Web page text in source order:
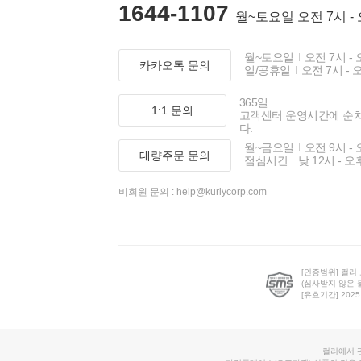
1644-1107 월~토요일 오전 7시 -
카카오톡 문의
월~토요일
오전 7시 -
일/공휴일
오전 7시 -
1:1 문의
365일
고객센터 운영시간에 순
다.
대량주문 문의
월~금요일
오전 9시 -
점심시간
낮 12시 - 오
비회원 문의 : help@kurlycorp.com
[인증범위] 컬리
(심사받지 않은
[유효기간]
컬리에서